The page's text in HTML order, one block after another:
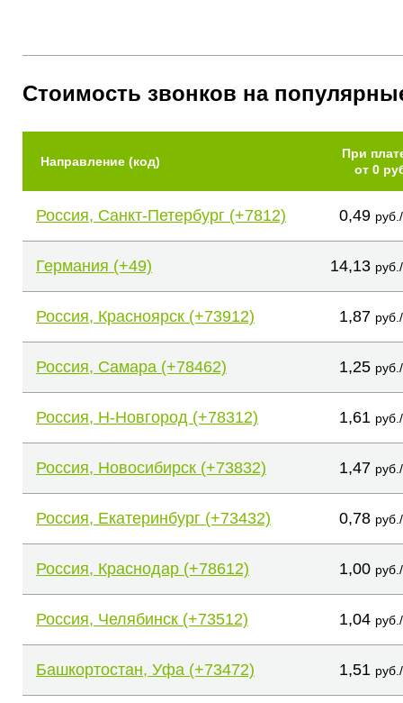
Стоимость звонков на
Направление (код)
При
от 0
Россия, Санкт-Петербург (+7812) 0,49
Германия (+49) 14,13
Россия, Красноярск (+73912) 1,87
Россия, Самара (+78462) 1,25
Россия, Н-Новгород (+78312) 1,61
Россия, Новосибирск (+73832) 1,47
Россия, Екатеринбург (+73432) 0,78
Россия, Краснодар (+78612) 1,00
Россия, Челябинск (+73512) 1,04
Башкортостан, Уфа (+73472) 1,51